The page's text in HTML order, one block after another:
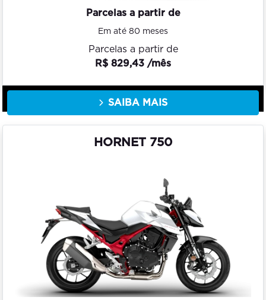
Parcelas a partir de
Em até 80 meses
Parcelas a partir de
R$ 829,43 /mês
SAIBA MAIS
HORNET 750